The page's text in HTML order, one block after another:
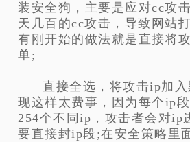
装安全狗，主要是应对cc攻
天几百的cc攻击，导致网站
有刚开始的做法就是直接将
单;
直接全选，将攻击ip加
现这样太费事，因为每个ip
254个不同ip，攻击者会对ip
要直接封ip段;在安全策略里